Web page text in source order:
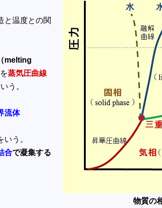
物質の
と温度との関
（melting
蒸気圧曲線
う。
流体
う。
合で凝集する